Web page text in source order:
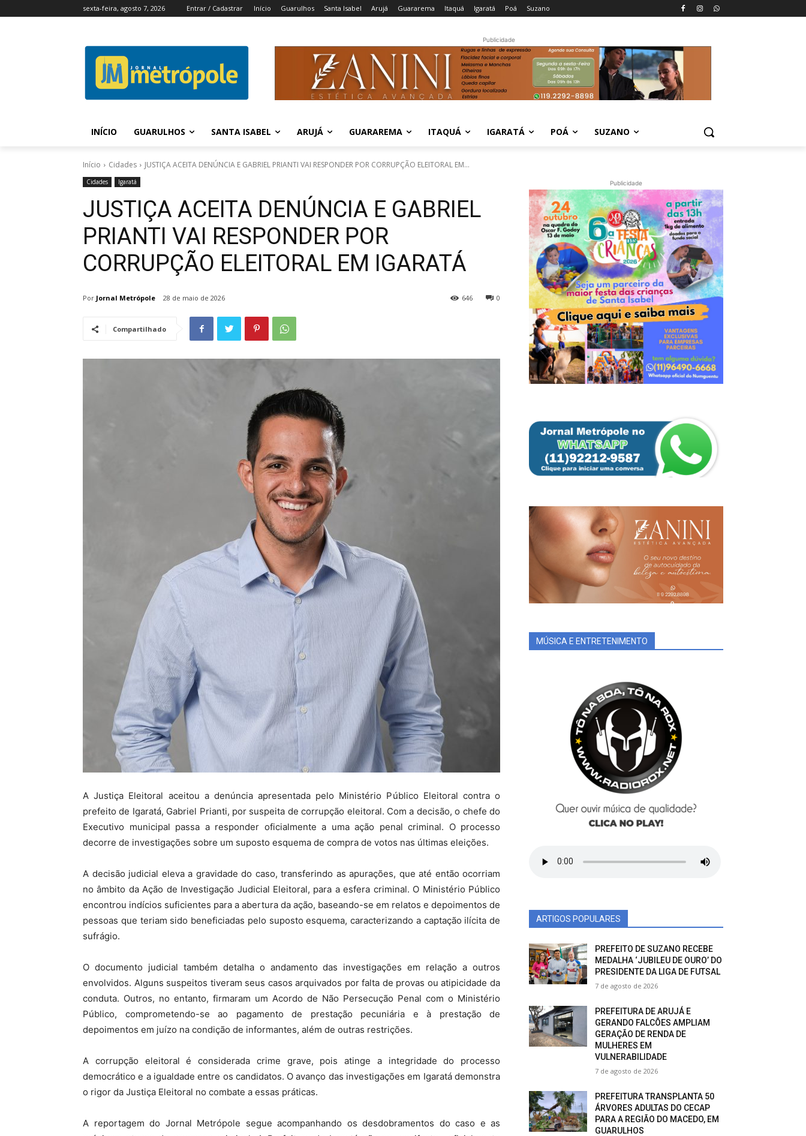
sexta-feira, agosto 7, 2026 Entrar / Cadastrar Início Guarulhos Santa Isabel Arujá Guararema Itaquá Igaratá Poá Suzano
Publicidade
INÍCIO GUARULHOS SANTA ISABEL ARUJÁ GUARAREMA ITAQUÁ IGARATÁ POÁ SUZANO
Início Cidades JUSTIÇA ACEITA DENÚNCIA E GABRIEL PRIANTI VAI RESPONDER POR CORRUPÇÃO ELEITORAL EM...
Cidades Igaratá
JUSTIÇA ACEITA DENÚNCIA E GABRIEL
PRIANTI VAI RESPONDER POR
CORRUPÇÃO ELEITORAL EM IGARATÁ
Por Jornal Metrópole 28 de maio de 2026 0
646
Compartilhado
A Justiça Eleitoral aceitou a denúncia apresentada pelo Ministério Público Eleitoral contra o
prefeito de Igaratá, Gabriel Prianti, por suspeita de corrupção eleitoral. Com a decisão, o chefe do
Executivo municipal passa a responder oficialmente a uma ação penal criminal. O processo
decorre de investigações sobre um suposto esquema de compra de votos nas últimas eleições.
A decisão judicial eleva a gravidade do caso, transferindo as apurações, que até então ocorriam
no âmbito da Ação de Investigação Judicial Eleitoral, para a esfera criminal. O Ministério Público
encontrou indícios suficientes para a abertura da ação, baseando-se em relatos e depoimentos de
pessoas que teriam sido beneficiadas pelo suposto esquema, caracterizando a captação ilícita de
sufrágio.
O documento judicial também detalha o andamento das investigações em relação a outros
envolvidos. Alguns suspeitos tiveram seus casos arquivados por falta de provas ou atipicidade da
conduta. Outros, no entanto, firmaram um Acordo de Não Persecução Penal com o Ministério
Público, comprometendo-se ao pagamento de prestação pecuniária e à prestação de
depoimentos em juízo na condição de informantes, além de outras restrições.
A corrupção eleitoral é considerada crime grave, pois atinge a integridade do processo
democrático e a igualdade entre os candidatos. O avanço das investigações em Igaratá demonstra
o rigor da Justiça Eleitoral no combate a essas práticas.
A reportagem do Jornal Metrópole segue acompanhando os desdobramentos do caso e as
Publicidade
MÚSICA E ENTRETENIMENTO
ARTIGOS POPULARES
PREFEITO DE SUZANO RECEBE
MEDALHA ‘JUBILEU DE OURO’ DO
PRESIDENTE DA LIGA DE FUTSAL
7 de agosto de 2026
PREFEITURA DE ARUJÁ E
GERANDO FALCÕES AMPLIAM
GERAÇÃO DE RENDA DE
MULHERES EM
VULNERABILIDADE
7 de agosto de 2026
PREFEITURA TRANSPLANTA 50
ÁRVORES ADULTAS DO CECAP
PARA A REGIÃO DO MACEDO, EM
GUARULHOS